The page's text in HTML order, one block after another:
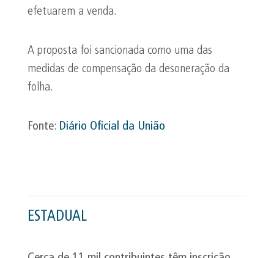
efetuarem a venda.
A proposta foi sancionada como uma das
medidas de compensação da desoneração da
folha.
Fonte: Diário Oficial da União
ESTADUAL